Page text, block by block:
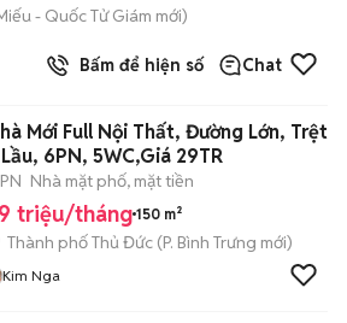
- Quốc Tử Giám mới)
Bấm để hiện số Chat
Mới Full Nội Thất, Đường Lớn, Trệt
6PN, 5WC,Giá 29TR
Nhà mặt phố, mặt tiền
triệu/tháng 150 m²
Thành phố Thủ Đức (P. Bình Trưng mới)
Kim Nga